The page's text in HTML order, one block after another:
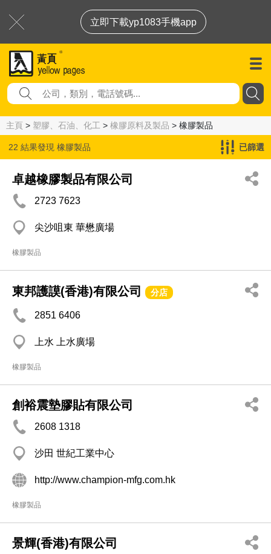
立即下載yp1083手機app
主頁 > 塑膠、石油、化工 > 橡膠原料及製品 > 橡膠製品
22 結果發現 橡膠製品 已篩選
卓越橡膠製品有限公司
2723 7623
尖沙咀東 華懋廣場
橡膠製品
東邦護謨(香港)有限公司 分店
2851 6406
上水 上水廣場
橡膠製品
創裕震墊膠貼有限公司
2608 1318
沙田 世紀工業中心
http://www.champion-mfg.com.hk
橡膠製品
景輝(香港)有限公司